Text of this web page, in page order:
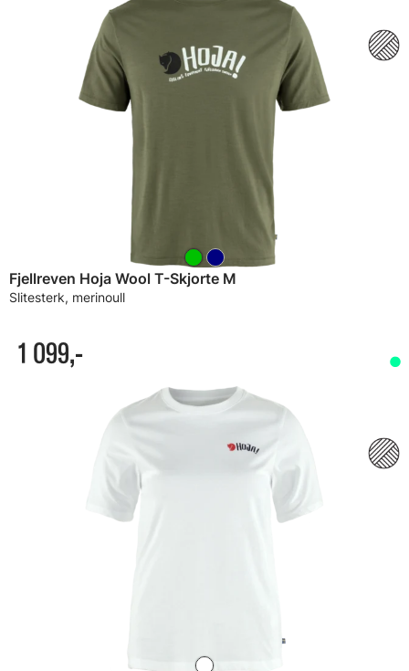
Fjellreven Hoja Wool T-Skjorte M
Slitesterk, merinoull
1 099,-